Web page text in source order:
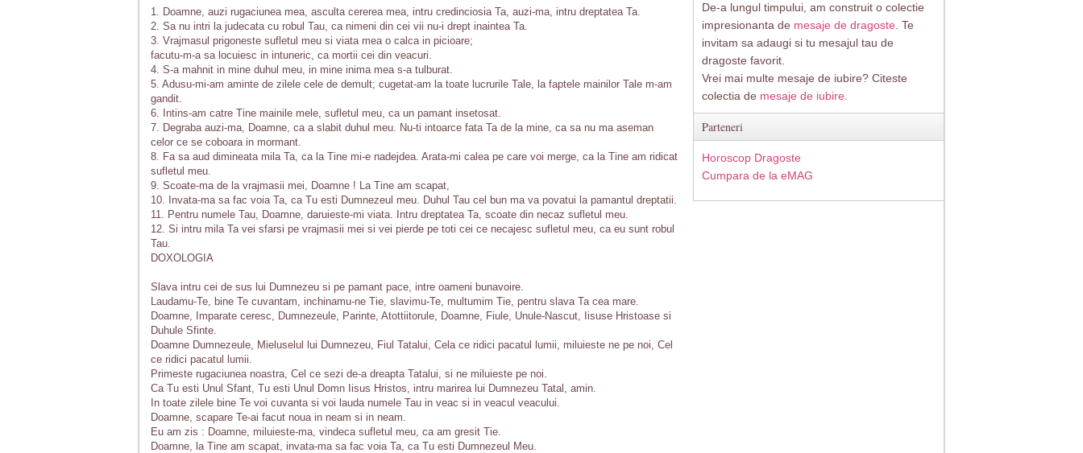
1. Doamne, auzi rugaciunea mea, asculta cererea mea, intru credinciosia Ta, auzi-ma, intru dreptatea Ta.
2. Sa nu intri la judecata cu robul Tau, ca nimeni din cei vii nu-i drept inaintea Ta.
3. Vrajmasul prigoneste sufletul meu si viata mea o calca in picioare;
facutu-m-a sa locuiesc in intuneric, ca mortii cei din veacuri.
4. S-a mahnit in mine duhul meu, in mine inima mea s-a tulburat.
5. Adusu-mi-am aminte de zilele cele de demult; cugetat-am la toate lucrurile Tale, la faptele mainilor Tale m-am
gandit.
6. Intins-am catre Tine mainile mele, sufletul meu, ca un pamant insetosat.
7. Degraba auzi-ma, Doamne, ca a slabit duhul meu. Nu-ti intoarce fata Ta de la mine, ca sa nu ma aseman
celor ce se coboara in mormant.
8. Fa sa aud dimineata mila Ta, ca la Tine mi-e nadejdea. Arata-mi calea pe care voi merge, ca la Tine am ridicat
sufletul meu.
9. Scoate-ma de la vrajmasii mei, Doamne ! La Tine am scapat,
10. Invata-ma sa fac voia Ta, ca Tu esti Dumnezeul meu. Duhul Tau cel bun ma va povatui la pamantul dreptatii.
11. Pentru numele Tau, Doamne, daruieste-mi viata. Intru dreptatea Ta, scoate din necaz sufletul meu.
12. Si intru mila Ta vei sfarsi pe vrajmasii mei si vei pierde pe toti cei ce necajesc sufletul meu, ca eu sunt robul
Tau.
DOXOLOGIA
Slava intru cei de sus lui Dumnezeu si pe pamant pace, intre oameni bunavoire.
Laudamu-Te, bine Te cuvantam, inchinamu-ne Tie, slavimu-Te, multumim Tie, pentru slava Ta cea mare.
Doamne, Imparate ceresc, Dumnezeule, Parinte, Atottiitorule, Doamne, Fiule, Unule-Nascut, Iisuse Hristoase si
Duhule Sfinte.
Doamne Dumnezeule, Mieluselul lui Dumnezeu, Fiul Tatalui, Cela ce ridici pacatul lumii, miluieste ne pe noi, Cel
ce ridici pacatul lumii.
Primeste rugaciunea noastra, Cel ce sezi de-a dreapta Tatalui, si ne miluieste pe noi.
Ca Tu esti Unul Sfant, Tu esti Unul Domn Iisus Hristos, intru marirea lui Dumnezeu Tatal, amin.
In toate zilele bine Te voi cuvanta si voi lauda numele Tau in veac si in veacul veacului.
Doamne, scapare Te-ai facut noua in neam si in neam.
Eu am zis : Doamne, miluieste-ma, vindeca sufletul meu, ca am gresit Tie.
Doamne, la Tine am scapat, invata-ma sa fac voia Ta, ca Tu esti Dumnezeul Meu.
De-a lungul timpului, am construit o colectie
impresionanta de mesaje de dragoste . Te
invitam sa adaugi si tu mesajul tau de
dragoste favorit.
Vrei mai multe mesaje de iubire? Citeste
colectia de mesaje de iubire.
Parteneri
Horoscop Dragoste
Cumpara de la eMAG